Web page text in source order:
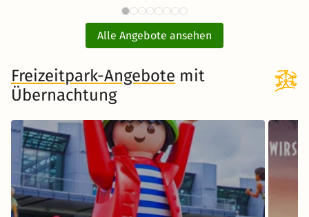
ab59 €
Tiergarten Nürnberg mit Hotel
inkl. Übernachtung und Frühstück
Zum Angebot
Alle Angebote ansehen
Freizeitpark-Angebote mit
Übernachtung